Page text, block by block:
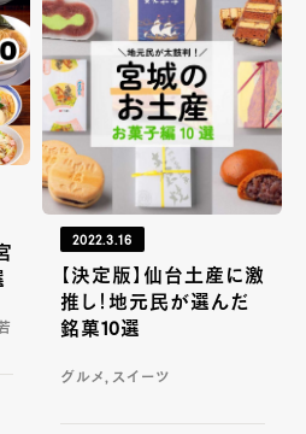
2022.3.16
【決定版】仙台土産に激
推し！地元民が選んだ
銘菓10選
グルメ, スイーツ